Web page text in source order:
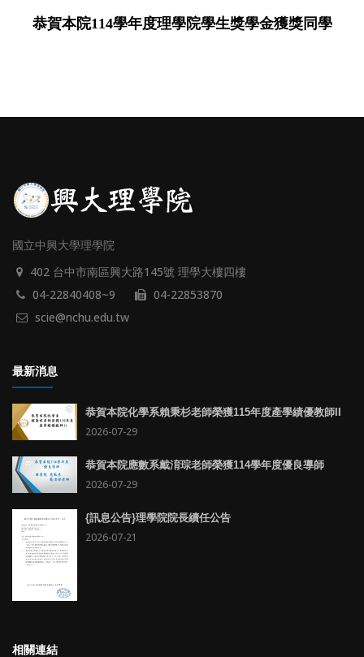
恭賀本院114學年度理學院學生獎學金獲獎同學
國立中興大學理學院
402 台中市南區興大路145號 理學大樓四樓
04-22840408~9
04-22853870
scie@nchu.edu.tw
最新消息
恭賀本院化學系賴秉杉老師榮獲115年度產學績優教師II
2026-07-29
恭賀本院應數系戴淯琮老師榮獲114學年度優良導師
2026-07-29
{訊息公告}理學院院長續任公告
2026-07-21
相關連結